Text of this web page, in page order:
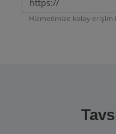
Hizmetimize kolay